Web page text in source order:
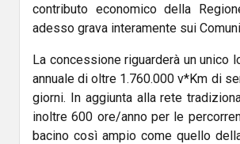
contributo economico della
adesso grava interamente sui
La concessione riguarderà un unico
annuale di oltre 1.760.000 v*Km di
giorni. In aggiunta alla rete
inoltre 600 ore/anno per le
bacino così ampio come quello